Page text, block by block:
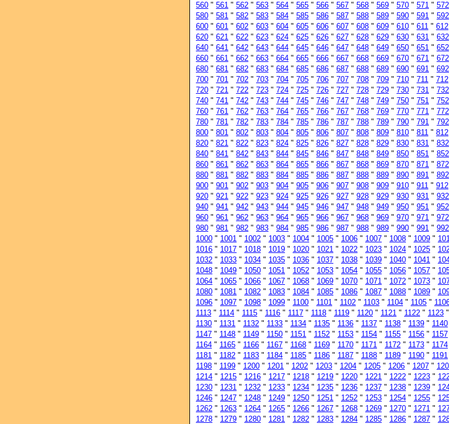
560 " 561 " 562 " 563 " 564 " 565 " 566 " 567 " 568 " 569 " 570 " 571 " 572
580 " 581 " 582 " 583 " 584 " 585 " 586 " 587 " 588 " 589 " 590 " 591 " 592
600 " 601 " 602 " 603 " 604 " 605 " 606 " 607 " 608 " 609 " 610 " 611 " 612
620 " 621 " 622 " 623 " 624 " 625 " 626 " 627 " 628 " 629 " 630 " 631 " 632
640 " 641 " 642 " 643 " 644 " 645 " 646 " 647 " 648 " 649 " 650 " 651 " 652
660 " 661 " 662 " 663 " 664 " 665 " 666 " 667 " 668 " 669 " 670 " 671 " 672
680 " 681 " 682 " 683 " 684 " 685 " 686 " 687 " 688 " 689 " 690 " 691 " 692
700 " 701 " 702 " 703 " 704 " 705 " 706 " 707 " 708 " 709 " 710 " 711 " 712
720 " 721 " 722 " 723 " 724 " 725 " 726 " 727 " 728 " 729 " 730 " 731 " 732
740 " 741 " 742 " 743 " 744 " 745 " 746 " 747 " 748 " 749 " 750 " 751 " 752
760 " 761 " 762 " 763 " 764 " 765 " 766 " 767 " 768 " 769 " 770 " 771 " 772
780 " 781 " 782 " 783 " 784 " 785 " 786 " 787 " 788 " 789 " 790 " 791 " 792
800 " 801 " 802 " 803 " 804 " 805 " 806 " 807 " 808 " 809 " 810 " 811 " 812
820 " 821 " 822 " 823 " 824 " 825 " 826 " 827 " 828 " 829 " 830 " 831 " 832
840 " 841 " 842 " 843 " 844 " 845 " 846 " 847 " 848 " 849 " 850 " 851 " 852
860 " 861 " 862 " 863 " 864 " 865 " 866 " 867 " 868 " 869 " 870 " 871 " 872
880 " 881 " 882 " 883 " 884 " 885 " 886 " 887 " 888 " 889 " 890 " 891 " 892
900 " 901 " 902 " 903 " 904 " 905 " 906 " 907 " 908 " 909 " 910 " 911 " 912
920 " 921 " 922 " 923 " 924 " 925 " 926 " 927 " 928 " 929 " 930 " 931 " 932
940 " 941 " 942 " 943 " 944 " 945 " 946 " 947 " 948 " 949 " 950 " 951 " 952
960 " 961 " 962 " 963 " 964 " 965 " 966 " 967 " 968 " 969 " 970 " 971 " 972
980 " 981 " 982 " 983 " 984 " 985 " 986 " 987 " 988 " 989 " 990 " 991 " 992
1000 " 1001 " 1002 " 1003 " 1004 " 1005 " 1006 " 1007 " 1008 " 1009 "
1016 " 1017 " 1018 " 1019 " 1020 " 1021 " 1022 " 1023 " 1024 " 1025 "
1032 " 1033 " 1034 " 1035 " 1036 " 1037 " 1038 " 1039 " 1040 " 1041 "
1048 " 1049 " 1050 " 1051 " 1052 " 1053 " 1054 " 1055 " 1056 " 1057 "
1064 " 1065 " 1066 " 1067 " 1068 " 1069 " 1070 " 1071 " 1072 " 1073 "
1080 " 1081 " 1082 " 1083 " 1084 " 1085 " 1086 " 1087 " 1088 " 1089 "
1096 " 1097 " 1098 " 1099 " 1100 " 1101 " 1102 " 1103 " 1104 " 1105 "
1113 " 1114 " 1115 " 1116 " 1117 " 1118 " 1119 " 1120 " 1121 " 1122 " 1123 "
1130 " 1131 " 1132 " 1133 " 1134 " 1135 " 1136 " 1137 " 1138 " 1139 " 1140
1147 " 1148 " 1149 " 1150 " 1151 " 1152 " 1153 " 1154 " 1155 " 1156 " 1157
1164 " 1165 " 1166 " 1167 " 1168 " 1169 " 1170 " 1171 " 1172 " 1173 " 1174
1181 " 1182 " 1183 " 1184 " 1185 " 1186 " 1187 " 1188 " 1189 " 1190 " 1191
1198 " 1199 " 1200 " 1201 " 1202 " 1203 " 1204 " 1205 " 1206 " 1207 "
1214 " 1215 " 1216 " 1217 " 1218 " 1219 " 1220 " 1221 " 1222 " 1223 "
1230 " 1231 " 1232 " 1233 " 1234 " 1235 " 1236 " 1237 " 1238 " 1239 "
1246 " 1247 " 1248 " 1249 " 1250 " 1251 " 1252 " 1253 " 1254 " 1255 "
1262 " 1263 " 1264 " 1265 " 1266 " 1267 " 1268 " 1269 " 1270 " 1271 "
1278 " 1279 " 1280 " 1281 " 1282 " 1283 " 1284 " 1285 " 1286 " 1287 "